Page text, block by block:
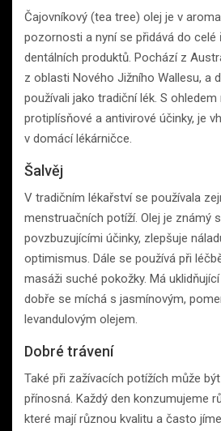
Čajovníkový (tea tree) olej je v
pozornosti a nyní se přidává do
dentálních produktů. Pochází z
z oblasti Nového Jižního Wallesu, a
používali jako tradiční lék. S
protiplísňové a antivirové účinky, je
v domácí lékárničce.
Šalvěj
V tradičním lékařství se používala
menstruačních potíží. Olej je známý
povzbuzujícími účinky, zlepšuje
optimismus. Dále se používá při
masáži suché pokožky. Má
dobře se míchá s jasmínovým,
levandulovým olejem.
Dobré trávení
Také při zažívacích potížích může
přínosná. Každý den konzumujeme
které mají různou kvalitu a často